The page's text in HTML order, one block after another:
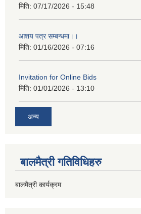
मिति: 07/17/2026 - 15:48
आशय पत्र सम्बन्धमा।।
मिति: 01/16/2026 - 07:16
Invitation for Online Bids
मिति: 01/01/2026 - 13:10
अन्य
बालमैत्री गतिविधिहरु
बालमैत्री कार्यक्रम